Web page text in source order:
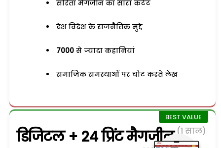
सरिता मैगजीन का सारा कंटेंट
देश विदेश के राजनैतिक मुद्दे
7000 से ज्यादा कहानियां
समाजिक समस्याओं पर चोट करते लेख
डिजिटल + 24 प्रिंट मैगजीन (1 साल)